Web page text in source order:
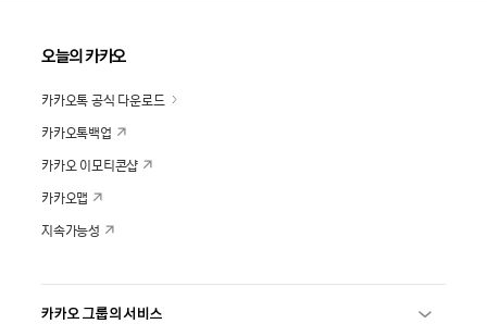
오늘의 카카오
카카오톡 공식 다운로드
카카오톡백업
카카오 이모티콘샵
카카오맵
지속가능성
카카오 그룹의 서비스